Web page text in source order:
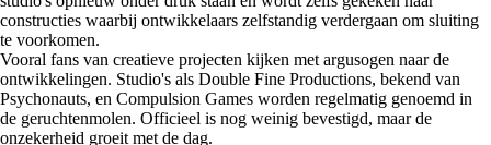
constructies waarbij ontwikkelaars zelfstandig verdergaan om sluiting
te voorkomen.
Vooral fans van creatieve projecten kijken met argusogen naar de
ontwikkelingen. Studio's als Double Fine Productions, bekend van
Psychonauts, en Compulsion Games worden regelmatig genoemd in
de geruchtenmolen. Officieel is nog weinig bevestigd, maar de
onzekerheid groeit met de dag.